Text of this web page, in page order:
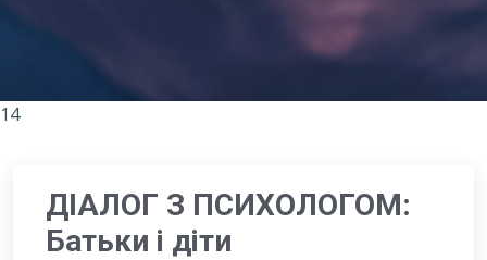
14
ДІАЛОГ З ПСИХОЛОГОМ:
Батьки і діти